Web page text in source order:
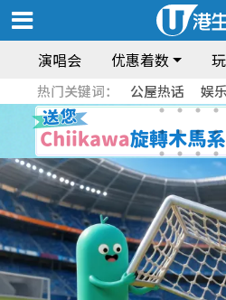
演唱会 优惠着数
热门关键词： 公屋热话 娱